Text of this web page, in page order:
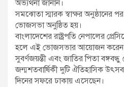
অভ্যর্থনা জানান।
সমঝোতা স্মারক স্বাক্ষর অনুষ্ঠানের পর
ভোজসভা অনুষ্ঠিত হয়।
বাংলাদেশের রাষ্ট্রপতি নেপালের
হলে এই ভোজসভার আয়োজন করেন।
সুবর্ণজয়ন্তী এবং জাতির পিতা
জন্মশতবার্ষিকী দুটি ঐতিহাসিক
দিনের সফরে ঢাকায় এসেছেন।